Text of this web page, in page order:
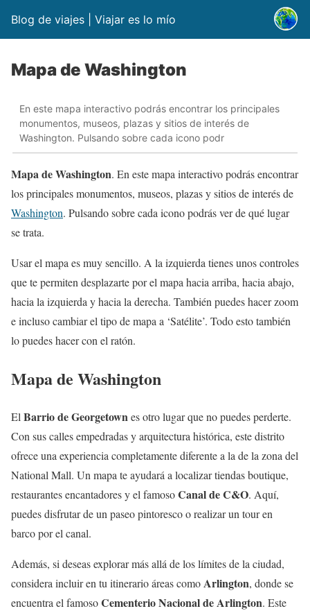
Blog de viajes | Viajar es lo mío
Mapa de Washington
En este mapa interactivo podrás encontrar los principales
monumentos, museos, plazas y sitios de interés de
Washington. Pulsando sobre cada icono podr
Mapa de Washington. En este mapa interactivo podrás encontrar
los principales monumentos, museos, plazas y sitios de interés de
Washington. Pulsando sobre cada icono podrás ver de qué lugar
se trata.
Usar el mapa es muy sencillo. A la izquierda tienes unos controles
que te permiten desplazarte por el mapa hacia arriba, hacia abajo,
hacia la izquierda y hacia la derecha. También puedes hacer zoom
e incluso cambiar el tipo de mapa a ‘Satélite’. Todo esto también
lo puedes hacer con el ratón.
Mapa de Washington
El Barrio de Georgetown es otro lugar que no puedes perderte.
Con sus calles empedradas y arquitectura histórica, este distrito
ofrece una experiencia completamente diferente a la de la zona del
National Mall. Un mapa te ayudará a localizar tiendas boutique,
restaurantes encantadores y el famosoCanal de C&O. Aquí,
puedes disfrutar de un paseo pintoresco o realizar un tour en
barco por el canal.
Además, si deseas explorar más allá de los límites de la ciudad,
considera incluir en tu itinerario áreas como Arlington, donde se
encuentra el famosoCementerio Nacional de Arlington. Este